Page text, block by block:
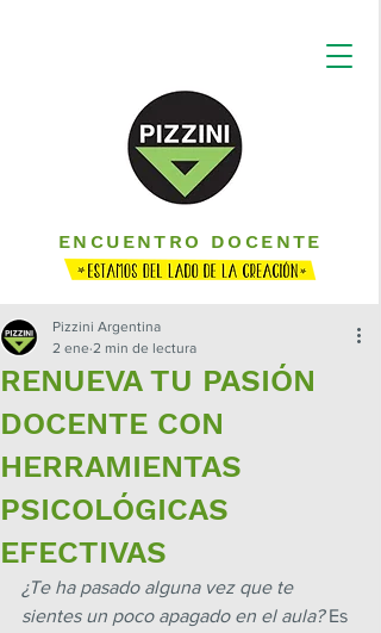
ENCUENTRO DOCENTE
RENUEVA TU PASIÓN
DOCENTE CON
HERRAMIENTAS
PSICOLÓGICAS
EFECTIVAS
Pizzini Argentina
2 ene 2 min de lectura
¿Te ha pasado alguna vez que te
sientes un poco apagado en el aula? Es